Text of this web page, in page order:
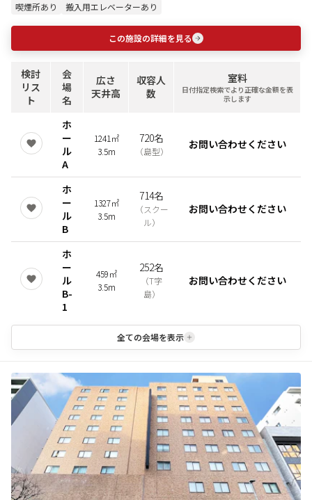
喫煙所あり
搬入用エレベーターあり
この施設の詳細を見る
検討
リス
ト
会
場
名
広さ
天井高
収容人
数
室料
日付指定検索でより正確な金額を表
示します
ホ
ー
ル
A
1241㎡
3.5m
720名
（島型）
お問い合わせください
ホ
ー
ル
B
1327㎡
3.5m
714名
（スクー
ル）
お問い合わせください
ホ
ー
ル
B-
1
459㎡
3.5m
252名
（T字
島）
お問い合わせください
全ての会場を表示